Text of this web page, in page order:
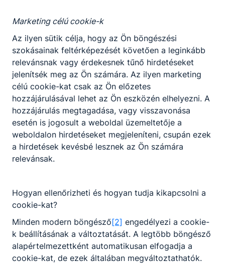
Osztályfőnök:
13.S
Fogadó óra:
-
Bátor Gábor József
Oktató
Sportszervezési
ismeretek (2020),
Sporttörténet (2020),
bator.gabor96​
@gmail.com
-
Fogadó óra:
-
Marketing célú cookie-k
Az ilyen sütik célja, hogy az Ön böngészési
szokásainak feltérképezését követően a leginkább
relevánsnak vagy érdekesnek tűnő hirdetéseket
jelenítsék meg az Ön számára. Az ilyen marketing
célú cookie-kat csak az Ön előzetes
hozzájárulásával lehet az Ön eszközén elhelyezni. A
hozzájárulás megtagadása, vagy visszavonása
esetén is jogosult a weboldal üzemeltetője a
weboldalon hirdetéseket megjeleníteni, csupán ezek
a hirdetések kevésbé lesznek az Ön számára
relevánsak.
Hogyan ellenőrizheti és hogyan tudja kikapcsolni a
cookie-kat?
Minden modern böngésző[2] engedélyezi a cookie-
k beállításának a változtatását. A legtöbb böngésző
alapértelmezettként automatikusan elfogadja a
cookie-kat, de ezek általában megváltoztathatók.